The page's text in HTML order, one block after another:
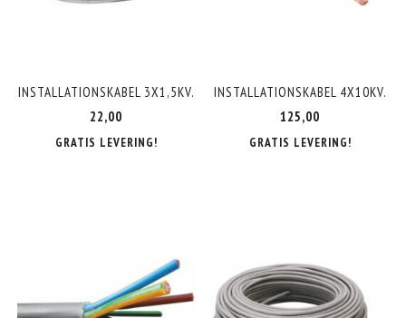
INSTALLATIONSKABEL 3X1,5KV.
22,00
GRATIS LEVERING!
INSTALLATIONSKABEL 4X10KV.
125,00
GRATIS LEVERING!